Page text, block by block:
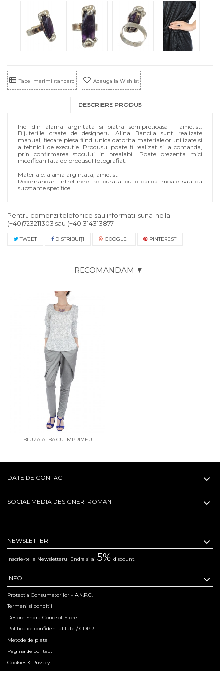
Tabel marimi standard Adauga la Wishlist
DESCRIERE PRODUS
Inel din alama argintata si piatra semipretioasa - ametist.
Bijuteriile create de designerul Alina Bancila sunt realizate
manual, fiecare piesa fiind unica datorita materialelor utilizate si
a tehnicii de executie. Produsul poate fi realizat si la comanda,
prin confirmarea stocului in prealabil. Poate prezenta mici
modificari fata de produsul fotografiat.
Materiale: alama argintata, ametist
Recomandari intretinere: se curata cu o carpa moale sau cu
substante specifice
Pentru comenzi telefonice sau informatii suna-ne la
(+40)723211303 sau (+40)314313877
TWEET DISTRIBUIŢI GOOGLE+ PINTEREST
RECOMANDAM ▼
BLUZA ALBA CU IMPRIMEU
DATE DE CONTACT
SOCIAL MEDIA DESIGNERI ROMANI
NEWSLETTER
Inscrie-te la Newsletterul Endra si ai 5% discount!
INFO
Protectia Consumatorilor – A.N.P.C.
Termeni si conditii
Despre Endra Concept Store
Politica de confidentialitate / GDPR
Metode de plata
Pagina de contact
Cookies & Privacy